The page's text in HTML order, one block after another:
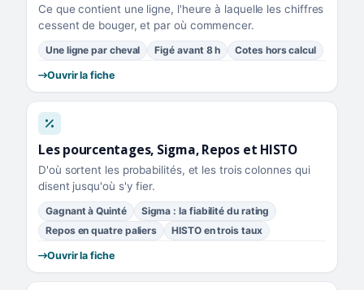
Ce que contient une ligne, l'heure à laquelle les chiffres
cessent de bouger, et par où commencer.
Une ligne par cheval Figé avant 8 h Cotes hors calcul
Ouvrir la fiche
Les pourcentages, Sigma, Repos et HISTO
D'où sortent les probabilités, et les trois colonnes qui
disent jusqu'où s'y fier.
Gagnant à Quinté
Sigma : la fiabilité du rating
Repos en quatre paliers
HISTO en trois taux
Ouvrir la fiche